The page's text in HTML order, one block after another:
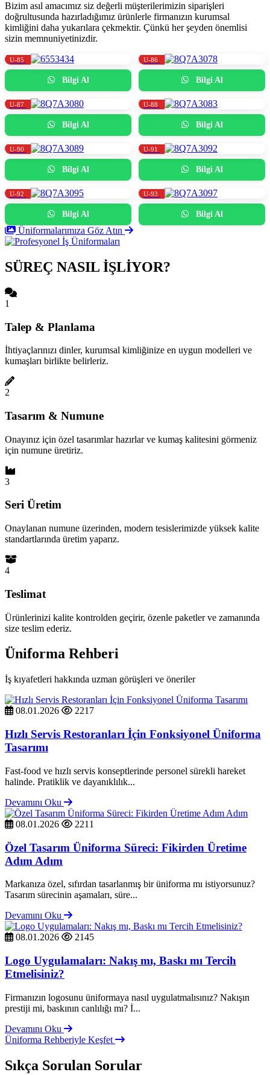
Bizim asıl amacımız siz değerli müşterilerimizin siparişleri
doğrultusunda hazırladığımız ürünlerle firmanızın kurumsal
kimliğini daha yukarılara çekmektir. Çünkü her şeyden önemlisi
sizin memnuniyetinizdir.
U-85
Bilgi Al
U-86
Bilgi Al
U-87
Bilgi Al
U-88
Bilgi Al
U-90
Bilgi Al
U-91
Bilgi Al
U-92
Bilgi Al
U-93
Bilgi Al
Üniformalarımıza Göz Atın
SÜREÇ NASIL İŞLİYOR?
1
Talep & Planlama
İhtiyaçlarınızı dinler, kurumsal kimliğinize en uygun modelleri ve
kumaşları birlikte belirleriz.
2
Tasarım & Numune
Onayınız için özel tasarımlar hazırlar ve kumaş kalitesini görmeniz
için numune üretiriz.
3
Seri Üretim
Onaylanan numune üzerinden, modern tesislerimizde yüksek kalite
standartlarında üretim yaparız.
4
Teslimat
Ürünlerinizi kalite kontrolden geçirir, özenle paketler ve zamanında
size teslim ederiz.
Üniforma Rehberi
İş kıyafetleri hakkında uzman görüşleri ve öneriler
08.01.2026 2217
Hızlı Servis Restoranları İçin Fonksiyonel Üniforma
Tasarımı
Fast-food ve hızlı servis konseptlerinde personel sürekli hareket
halinde. Pratiklik ve dayanıklılık...
Devamını Oku
08.01.2026 2211
Özel Tasarım Üniforma Süreci: Fikirden Üretime
Adım Adım
Markanıza özel, sıfırdan tasarlanmış bir üniforma mı istiyorsunuz?
Tasarım sürecinin aşamaları, süre...
Devamını Oku
08.01.2026 2145
Logo Uygulamaları: Nakış mı, Baskı mı Tercih
Etmelisiniz?
Firmanızın logosunu üniformaya nasıl uygulatmalısınız? Nakışın
prestiji mi, baskının canlılığı mı? İ...
Devamını Oku
Üniforma Rehberiyle Keşfet
Sıkça Sorulan Sorular